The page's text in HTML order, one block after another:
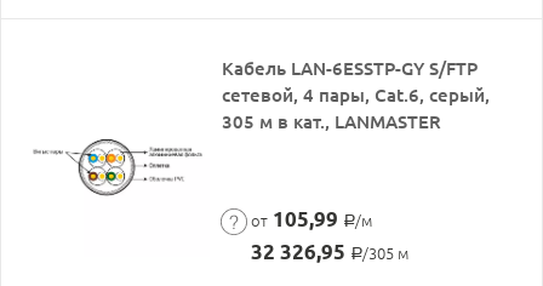
Кабель LAN-6ESSTP-GY S/FTP
сетевой, 4 пары, Cat.6, серый,
305 м в кат., LANMASTER
от 105,99 Р/м
32 326,95 Р/305 м